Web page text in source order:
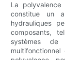
La
constitue un
hydrauliques
composants,
systèmes de